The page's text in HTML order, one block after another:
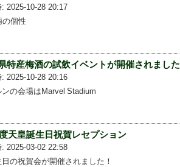
2025-10-28 20:17
の個性
特産梅酒の試飲イベントが開催されました
2025-10-28 20:16
ンの会場はMarvel Stadium
天皇誕生日祝賀レセプション
2025-03-02 22:58
の祝賀会が開催されました！